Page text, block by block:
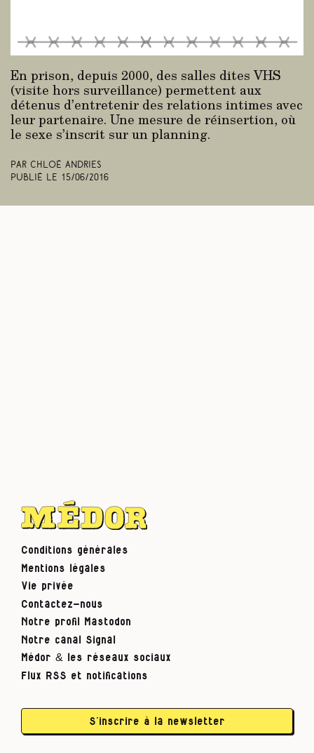
En prison, depuis 2000, des salles dites VHS
(visite hors surveillance) permettent aux
détenus d’entretenir des relations intimes avec
leur partenaire. Une mesure de réinsertion, où
le sexe s’inscrit sur un planning.
Par Chloé Andries
Publié le 15/06/2016
Conditions générales
Mentions légales
Vie privée
Contactez-nous
Notre profil Mastodon
Notre canal Signal
Médor & les réseaux sociaux
Flux RSS et notifications
S’inscrire à la newsletter